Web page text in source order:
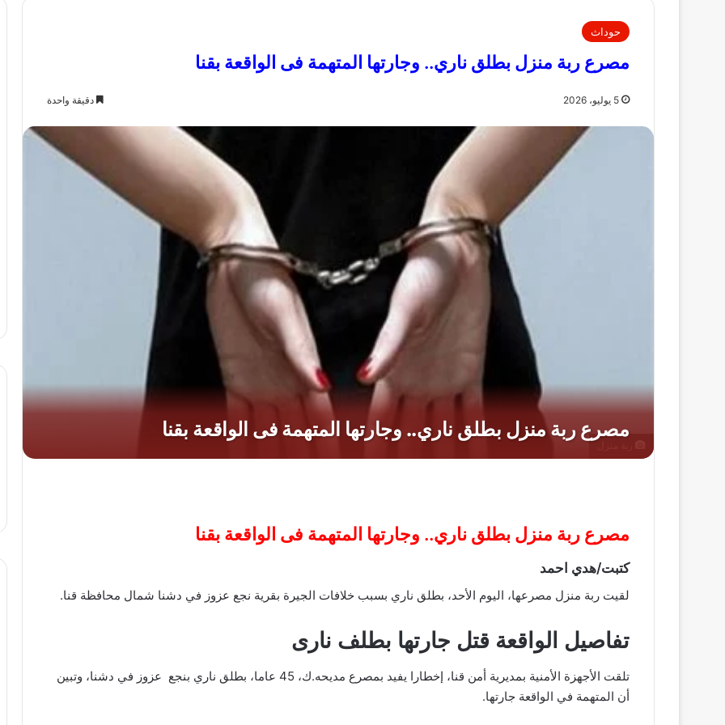
حوداث
مصرع ربة منزل بطلق ناري.. وجارتها المتهمة فى الواقعة بقنا
5 يوليو، 2026 دقيقة واحدة
مصرع ربة منزل بطلق ناري.. وجارتها المتهمة فى الواقعة بقنا
كتبت/هدي احمد
لقيت ربة منزل مصرعها، اليوم الأحد، بطلق ناري بسبب خلافات الجيرة بقرية نجع عزوز في دشنا شمال محافظة قنا.
تفاصيل الواقعة قتل جارتها بطلف نارى
تلقت الأجهزة الأمنية بمديرية أمن قنا، إخطارا يفيد بمصرع مديحه.ك، 45 عاما، بطلق ناري بنجع عزوز في دشنا، وتبين
أن المتهمة في الواقعة جارتها.